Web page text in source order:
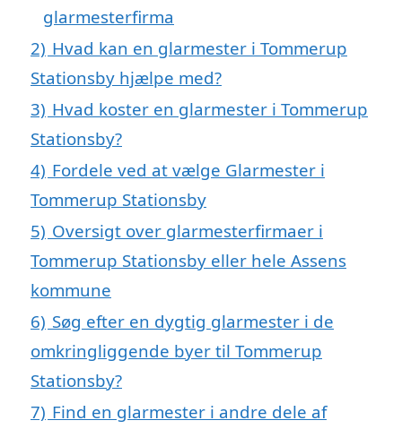
glarmesterfirma
2) Hvad kan en glarmester i Tommerup
Stationsby hjælpe med?
3) Hvad koster en glarmester i Tommerup
Stationsby?
4) Fordele ved at vælge Glarmester i
Tommerup Stationsby
5) Oversigt over glarmesterfirmaer i
Tommerup Stationsby eller hele Assens
kommune
6) Søg efter en dygtig glarmester i de
omkringliggende byer til Tommerup
Stationsby?
7) Find en glarmester i andre dele af